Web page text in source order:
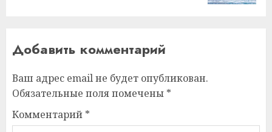
Добавить комментарий
Ваш адрес email не будет опубликован.
Обязательные поля помечены *
Комментарий *